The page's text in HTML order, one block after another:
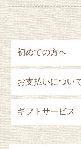
初めての方へ
お支払いについ
ギフトサービス